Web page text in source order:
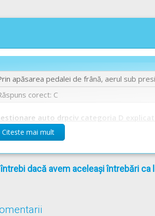
apăsarea pedalei de frână, aerul sub
corect: C
auto drpciv categoria D
Citeste mai mult
dacă avem aceleași întrebări ca